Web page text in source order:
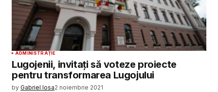
ADMINISTRAȚIE
Lugojenii, invitați să voteze proiecte
pentru transformarea Lugojului
by Gabriel Iosa2 noiembrie 2021